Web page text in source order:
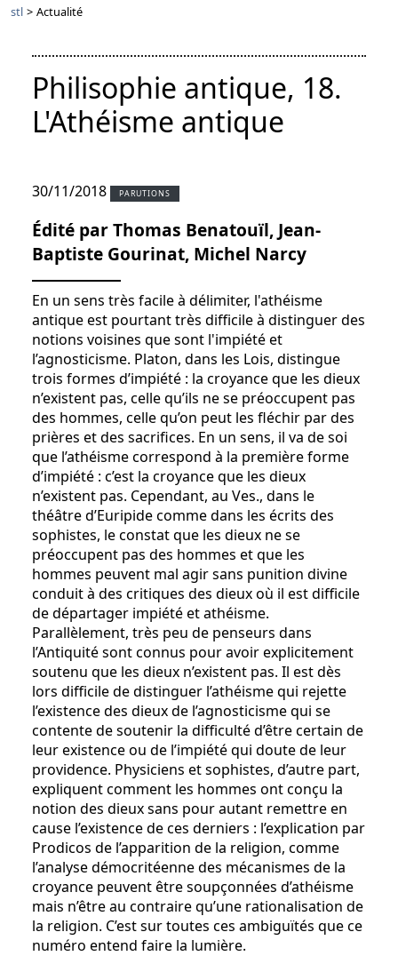
stl > Actualité
Philisophie antique, 18.
L'Athéisme antique
30/11/2018 PARUTIONS
Édité par Thomas Benatouïl, Jean-
Baptiste Gourinat, Michel Narcy
En un sens très facile à délimiter, l'athéisme
antique est pourtant très difficile à distinguer des
notions voisines que sont l'impiété et
l’agnosticisme. Platon, dans les Lois, distingue
trois formes d’impiété : la croyance que les dieux
n’existent pas, celle qu’ils ne se préoccupent pas
des hommes, celle qu’on peut les fléchir par des
prières et des sacrifices. En un sens, il va de soi
que l’athéisme correspond à la première forme
d’impiété : c’est la croyance que les dieux
n’existent pas. Cependant, au Ves., dans le
théâtre d’Euripide comme dans les écrits des
sophistes, le constat que les dieux ne se
préoccupent pas des hommes et que les
hommes peuvent mal agir sans punition divine
conduit à des critiques des dieux où il est difficile
de départager impiété et athéisme.
Parallèlement, très peu de penseurs dans
l’Antiquité sont connus pour avoir explicitement
soutenu que les dieux n’existent pas. Il est dès
lors difficile de distinguer l’athéisme qui rejette
l’existence des dieux de l’agnosticisme qui se
contente de soutenir la difficulté d’être certain de
leur existence ou de l’impiété qui doute de leur
providence. Physiciens et sophistes, d’autre part,
expliquent comment les hommes ont conçu la
notion des dieux sans pour autant remettre en
cause l’existence de ces derniers : l’explication par
Prodicos de l’apparition de la religion, comme
l’analyse démocritéenne des mécanismes de la
croyance peuvent être soupçonnées d’athéisme
mais n’être au contraire qu’une rationalisation de
la religion. C’est sur toutes ces ambiguïtés que ce
numéro entend faire la lumière.